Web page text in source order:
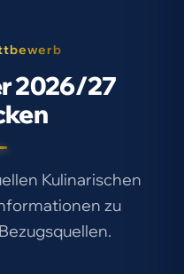
2026/27
Kulinarischen
zu